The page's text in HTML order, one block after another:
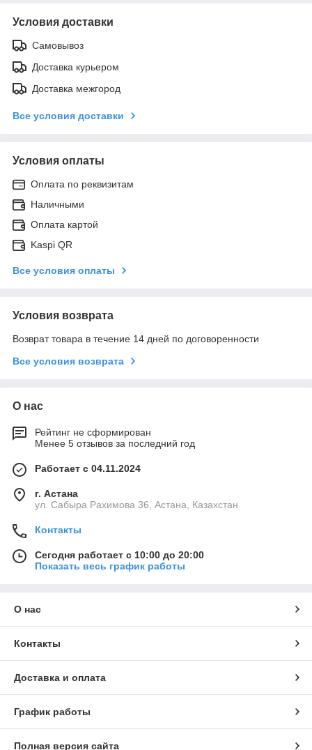
Условия доставки
Самовывоз
Доставка курьером
Доставка межгород
Все условия доставки
Условия оплаты
Оплата по реквизитам
Наличными
Оплата картой
Kaspi QR
Все условия оплаты
Условия возврата
Возврат товара в течение 14 дней по договоренности
Все условия возврата
О нас
Рейтинг не сформирован
Менее 5 отзывов за последний год
Работает с 04.11.2024
г. Астана
ул. Сабыра Рахимова 36, Астана, Казахстан
Контакты
Сегодня работает с 10:00 до 20:00
Показать весь график работы
О нас
Контакты
Доставка и оплата
График работы
Полная версия сайта